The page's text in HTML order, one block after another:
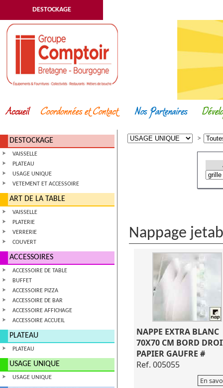
DESTOCKAGE
DESTOCKAGE
VAISSELLE
PLATEAU
USAGE UNIQUE
VETEMENT ET ACCESSOIRE
ART DE LA TABLE
VAISSELLE
PLATERIE
VERRERIE
COUVERT
ACCESSOIRES
ACCESSOIRE DE TABLE
BUFFET
ACCESSOIRE PIZZA
ACCESSOIRE DE BAR
ACCESSOIRE AFFICHAGE
ACCESSOIRE ACCUEIL
PLATEAU
PLATEAU
USAGE UNIQUE
USAGE UNIQUE
Nappage
NAPPE EXTRA BLANC
70X70 CM BORD
PAPIER GAUFRE #
Ref. 005055
En